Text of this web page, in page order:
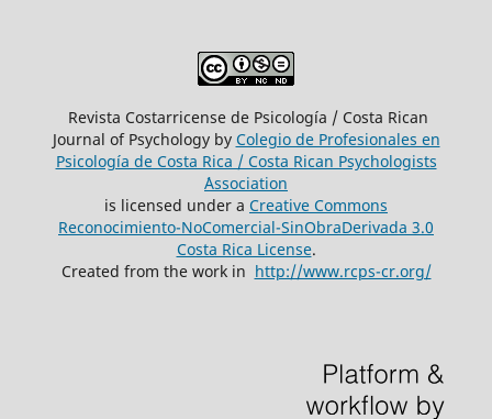
Revista Costarricense de Psicología / Costa Rican
Journal of Psychology by Colegio de Profesionales en
Psicología de Costa Rica / Costa Rican Psychologists
´Association
is licensed under a Creative Commons
Reconocimiento-NoComercial-SinObraDerivada 3.0
Costa Rica License.
Created from the work in http://www.rcps-cr.org/